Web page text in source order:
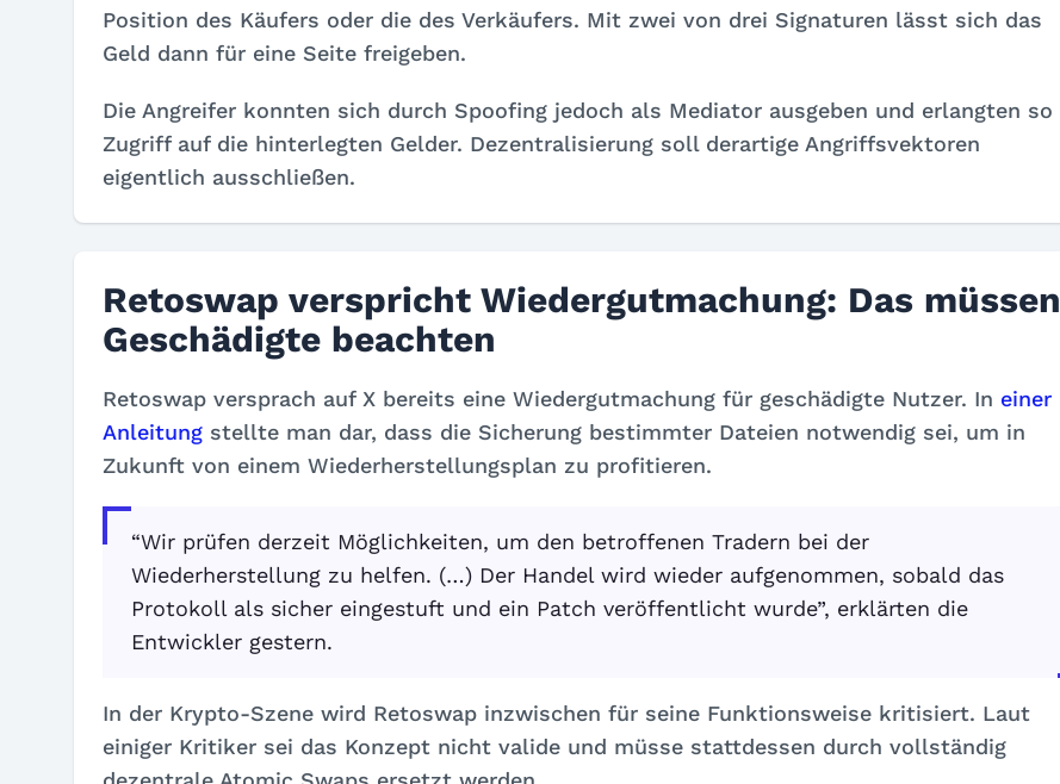
Position des Käufers oder die des Verkäufers. Mit zwei von drei Signaturen lässt sich das
Geld dann für eine Seite freigeben.
Die Angreifer konnten sich durch Spoofing jedoch als Mediator ausgeben und erlangten so
Zugriff auf die hinterlegten Gelder. Dezentralisierung soll derartige Angriffsvektoren
eigentlich ausschließen.
Retoswap verspricht Wiedergutmachung: Das müssen
Geschädigte beachten
Retoswap versprach auf X bereits eine Wiedergutmachung für geschädigte Nutzer. In einer
Anleitung stellte man dar, dass die Sicherung bestimmter Dateien notwendig sei, um in
Zukunft von einem Wiederherstellungsplan zu profitieren.
“Wir prüfen derzeit Möglichkeiten, um den betroffenen Tradern bei der
Wiederherstellung zu helfen. (…) Der Handel wird wieder aufgenommen, sobald das
Protokoll als sicher eingestuft und ein Patch veröffentlicht wurde”, erklärten die
Entwickler gestern.
In der Krypto-Szene wird Retoswap inzwischen für seine Funktionsweise kritisiert. Laut
einiger Kritiker sei das Konzept nicht valide und müsse stattdessen durch vollständig